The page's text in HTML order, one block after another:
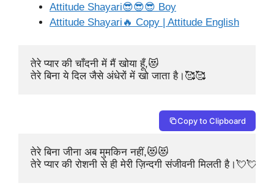
Attitude Shayari😎😎😎 Boy
Attitude Shayari🔥 Copy | Attitude English
तेरे प्यार की चाँदनी में मैं खोया हूँ,😻
तेरे बिना ये दिल जैसे अंधेरों में खो जाता है।🥰🥰
Copy to Clipboard
तेरे बिना जीना अब मुमकिन नहीं,😻😻
तेरे प्यार की रोशनी से ही मेरी ज़िन्दगी संजीवनी मिलती है।💘💘